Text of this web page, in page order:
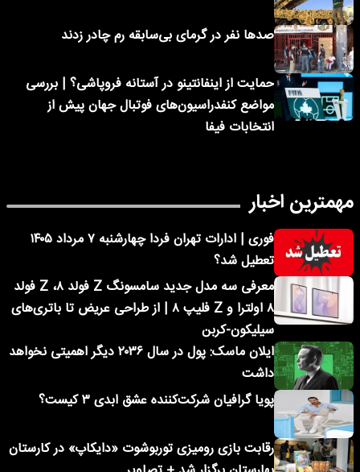
صدها نفر در گرمای بی‌سابقه رم چادر زدند
حمایت از اینفانتینو در آستانه فروپاشی؟ | بررسی
مواضع کنفدراسیون‌های فوتبال جهان پیش از
انتخابات فیفا
مهمترین اخبار
فوری | ادارات تهران فردا چهارشنبه ۷ مرداد ۱۴۰۵
تعطیل شد؟
معرفی سه مدل جدید سامسونگ Z فولد ۸، Z فولد
۸ اولترا و Z فلیپ ۸ | از طراحی عریض تا باتری‌های
سیلیکون-کربن
ایلان ماسک: پول در سال ۲۰۳۶ دیگر اهمیتی نخواهد
داشت
پویا گرافیان شرکت‌کننده عشق ابدی ۳ کیست؟
رقابت بازی رومیزی توربوشوت «دایکاپ» در کارستان